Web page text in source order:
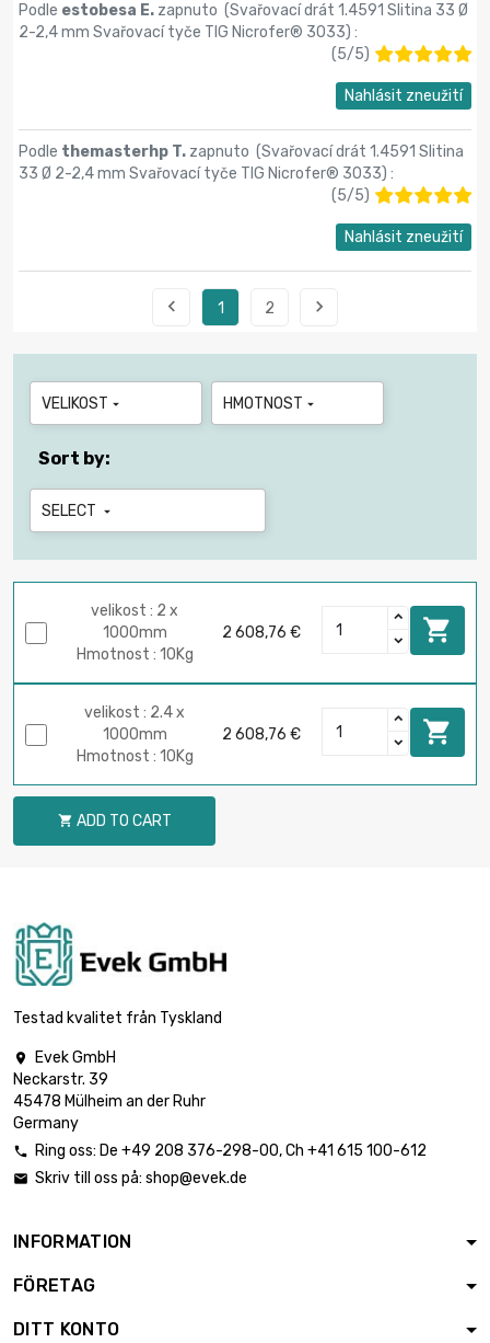
Podle estobesa E. zapnuto (Svařovací drát 1.4591 Slitina 33 Ø
2-2,4 mm Svařovací tyče TIG Nicrofer® 3033) :
(5/5)
Nahlásit zneužití
Podle themasterhp T. zapnuto (Svařovací drát 1.4591 Slitina
33 Ø 2-2,4 mm Svařovací tyče TIG Nicrofer® 3033) :
(5/5)
Nahlásit zneužití
 1 2 
VELIKOST  HMOTNOST 
Sort by:
SELECT 
velikost : 2 x
1000mm
Hmotnost : 10Kg
2 608,76 € 
velikost : 2.4 x
1000mm
Hmotnost : 10Kg
2 608,76 € 
 ADD TO CART
Testad kvalitet från Tyskland

Evek GmbH
Neckarstr. 39
45478 Mülheim an der Ruhr
Germany
 Ring oss: De +49 208 376-298-00, Ch +41 615 100-612
 Skriv till oss på: shop@evek.de
INFORMATION
FÖRETAG
DITT KONTO